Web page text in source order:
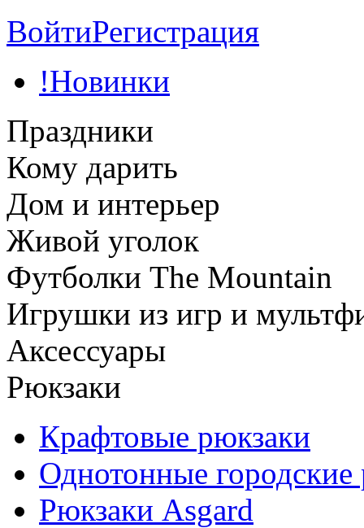
ВойтиРегистрация
!Новинки
Праздники
Кому дарить
Дом и интерьер
Живой уголок
Футболки The Mountain
Игрушки из игр и
Аксессуары
Рюкзаки
Крафтовые рюкзаки
Однотонные городские
Рюкзаки Asgard